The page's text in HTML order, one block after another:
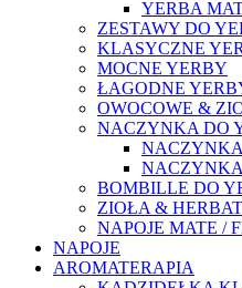
YERBA
ZESTAWY DO
KLASYCZNE
MOCNE YERBY
ŁAGODNE
OWOCOWE &
NACZYNKA DO
BOMBILLE DO
ZIOŁA &
NAPOJE MATE /
NAPOJE
AROMATERAPIA